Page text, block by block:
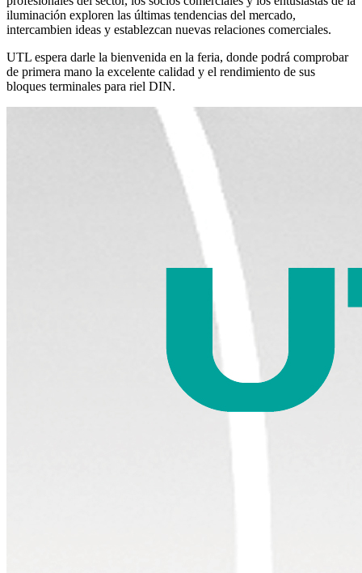
iluminación exploren las últimas tendencias del mercado,
intercambien ideas y establezcan nuevas relaciones comerciales.
UTL espera darle la bienvenida en la feria, donde podrá comprobar
de primera mano la excelente calidad y el rendimiento de sus
bloques terminales para riel DIN.